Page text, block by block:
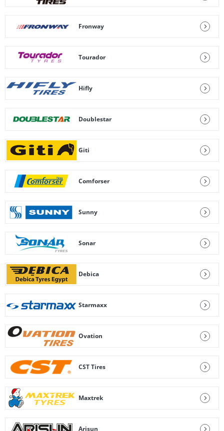
Fronway
Tourador
Hifly
Doublestar
Giti
Comforser
Sunny
Sonar
Debica
Starmaxx
Ovation
CST Tires
Maxtrek
Arisun